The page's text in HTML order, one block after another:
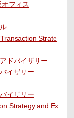
フィス
Strate
ドバイザリー
イザリー
イザリー
Strategy and Ex